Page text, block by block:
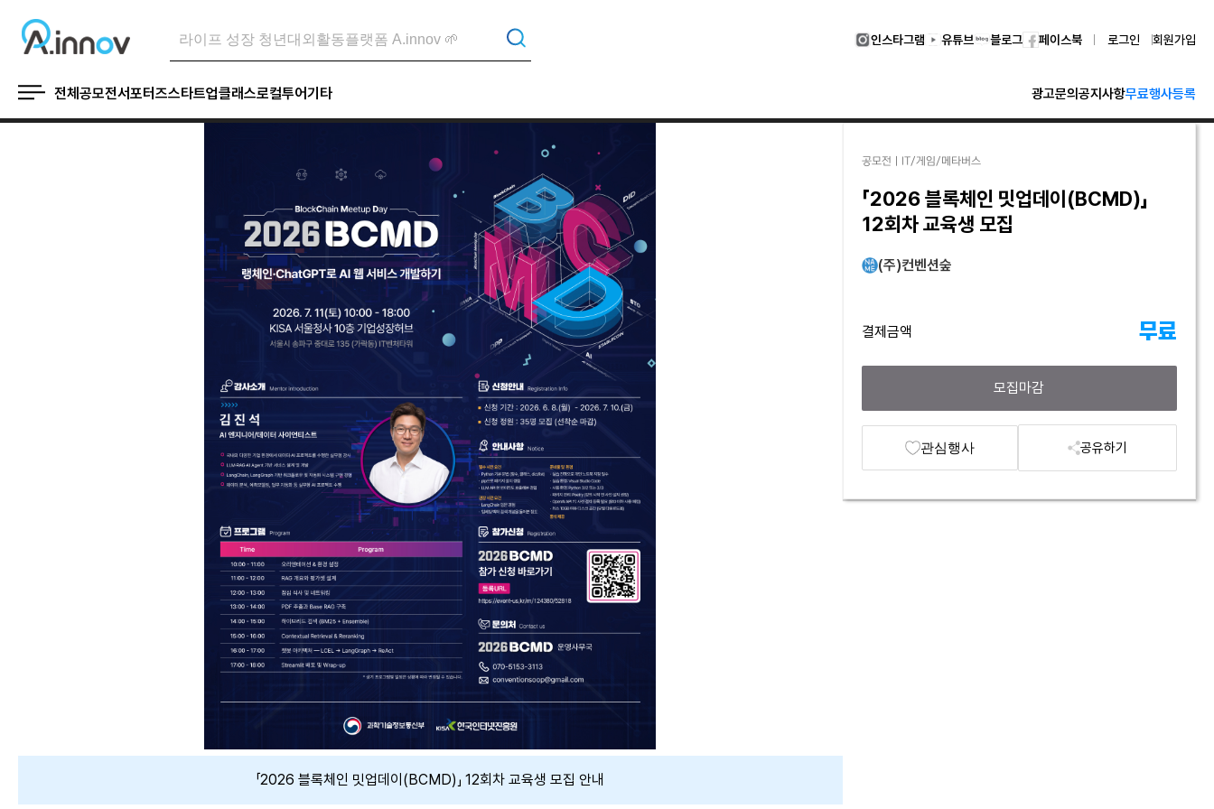
인스타그램 유튜브 블로그 페이스북 로그인 회원가입
전체 공모전서포터즈스타트업클래스로컬투어기타 광고문의 공지사항무료행사등록
「2026 블록체인 밋업데이(BCMD)」 12회차 교육생 모집 안내
공모전｜IT/게임/메타버스
「2026 블록체인 밋업데이(BCMD)」
12회차 교육생 모집
(주)컨벤션숲
결제금액 무료
모집마감
관심행사 공유하기